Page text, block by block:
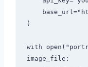
)
with
image_file: